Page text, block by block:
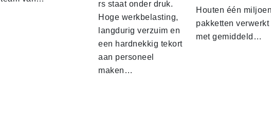
rs staat onder druk.
Hoge werkbelasting,
langdurig verzuim en
een hardnekkig tekort
aan personeel
maken…
Houten één miljoen
pakketten verwerkt
met gemiddeld…